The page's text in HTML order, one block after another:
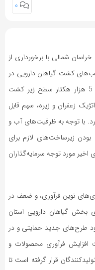
0
تسنیم از بجنورد٬ استان خراسان شمالی با برخورداری از
کشت گیاهان دارویی در
کشور به‌شمار می‌رود. این استان با بیش از 5 هزار هکتار سطح زیر کشت
زعفران و زیره، سهم قابل
با توجه به ظرفیت‌های آب‌ و
زیرساخت‌های لازم برای
مورد توجه سرمایه‌گذاران
نوین فرآوری، و ضعف در
بخش گیاهان دارویی استان
طرح‌های جدید حمایتی و در
افزایش فرآوری محصولات و
قرار گرفته است تا